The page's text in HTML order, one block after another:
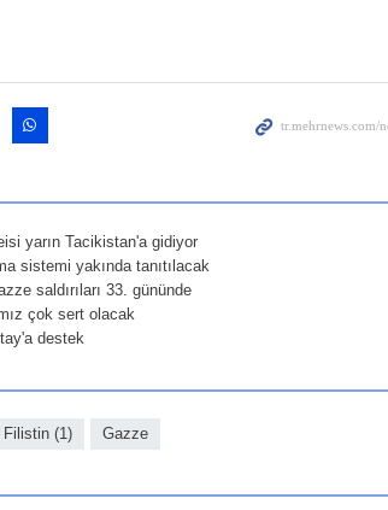
yarın Tacikistan'a gidiyor
sistemi yakında tanıtılacak
saldırıları 33. gününde
çok sert olacak
destek
Filistin (1) Gazze